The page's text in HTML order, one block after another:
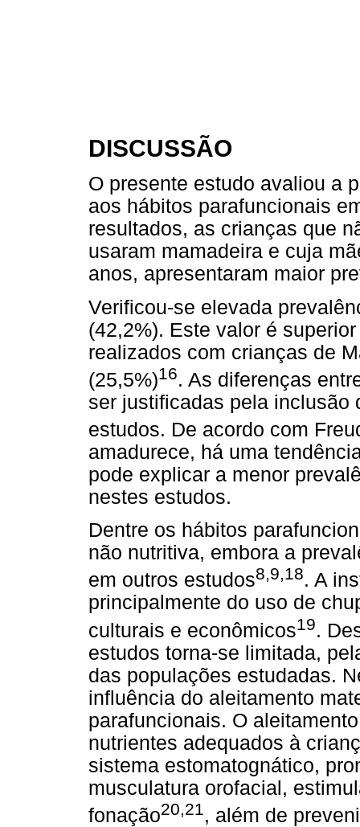
DISCUSSÃO
O presente estudo avaliou a
aos hábitos parafuncionais
resultados, as crianças que
usaram mamadeira e cuja
anos, apresentaram maior
Verificou-se elevada
(42,2%). Este valor é
realizados com crianças de
(25,5%)16. As diferenças
ser justificadas pela inclusão
estudos. De acordo com
amadurece, há uma
pode explicar a menor
nestes estudos.
Dentre os hábitos
não nutritiva, embora a
em outros estudos8,9,18. A
principalmente do uso de
culturais e econômicos19.
estudos torna-se limitada,
das populações estudadas.
influência do aleitamento
parafuncionais. O
nutrientes adequados à
sistema estomatognático,
musculatura orofacial,
fonação20,21 , além de